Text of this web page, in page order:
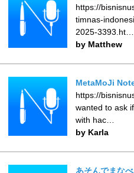
https://
timnas-
2025-3393.ht…
by Matthew
MetaMoJi
https://
wanted to ask
with hac…
by Karla
あそんでまな